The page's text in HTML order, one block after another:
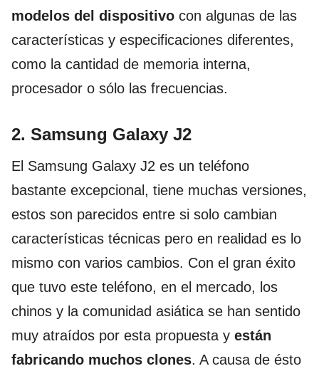
modelos del dispositivo con algunas de las
características y especificaciones diferentes,
como la cantidad de memoria interna,
procesador o sólo las frecuencias.
2. Samsung Galaxy J2
El Samsung Galaxy J2 es un teléfono
bastante excepcional, tiene muchas versiones,
estos son parecidos entre si solo cambian
características técnicas pero en realidad es lo
mismo con varios cambios. Con el gran éxito
que tuvo este teléfono, en el mercado, los
chinos y la comunidad asiática se han sentido
muy atraídos por esta propuesta y están
fabricando muchos clones. A causa de ésto